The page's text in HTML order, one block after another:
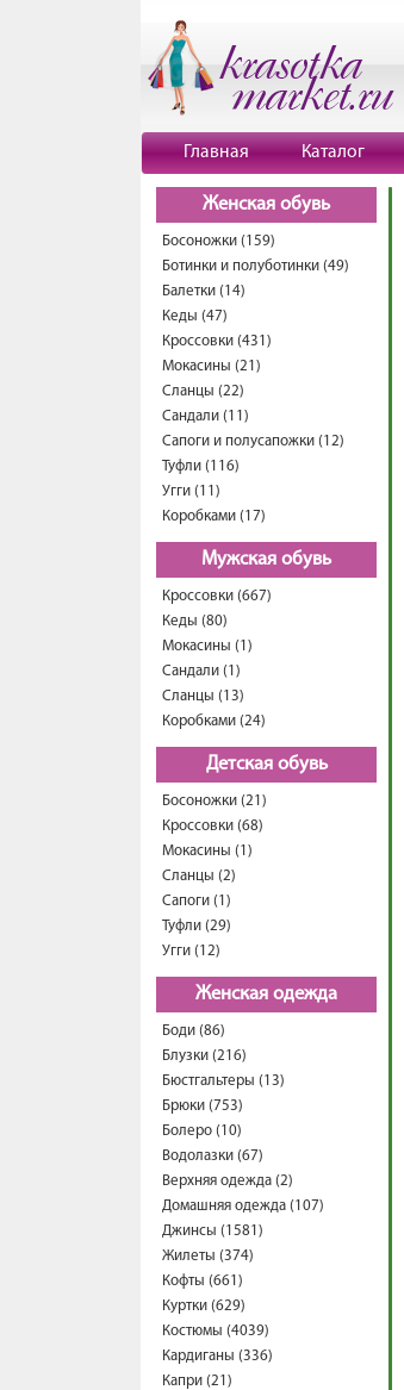
Главная Каталог
Женская обувь
Босоножки (159)
Ботинки и полуботинки (49)
Балетки (14)
Кеды (47)
Кроссовки (431)
Мокасины (21)
Сланцы (22)
Сандали (11)
Сапоги и полусапожки (12)
Туфли (116)
Угги (11)
Коробками (17)
Мужская обувь
Кроссовки (667)
Кеды (80)
Мокасины (1)
Сандали (1)
Сланцы (13)
Коробками (24)
Детская обувь
Босоножки (21)
Кроссовки (68)
Мокасины (1)
Сланцы (2)
Сапоги (1)
Туфли (29)
Угги (12)
Женская одежда
Боди (86)
Блузки (216)
Бюстгальтеры (13)
Брюки (753)
Болеро (10)
Водолазки (67)
Верхняя одежда (2)
Домашняя одежда (107)
Джинсы (1581)
Жилеты (374)
Кофты (661)
Куртки (629)
Костюмы (4039)
Кардиганы (336)
Капри (21)